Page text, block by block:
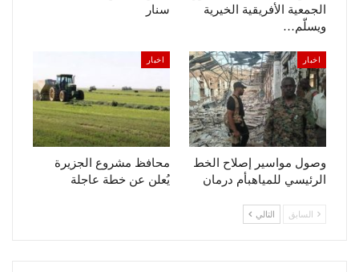
الجمعية الأفريقية الخيرية
ويسلّم…
سنار
اخبار
وصول مواسير إصلاح الخط
الرئيسي للمياهبأم درمان
اخبار
محافظ مشروع الجزيرة
يُعلن عن خطة عاجلة
السابق التالي